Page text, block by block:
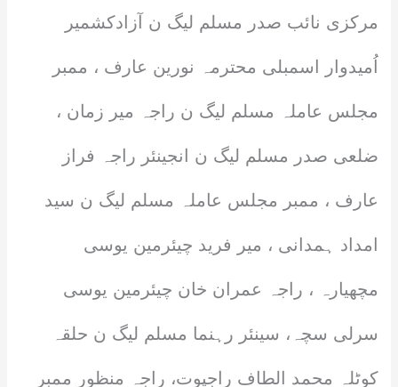
مرکزی نائب صدر مسلم لیگ ن آزادکشمیر
اُمیدوار اسمبلی محترمہ نورین عارف ، ممبر
مجلس عاملہ مسلم لیگ ن راجہ میر زمان ،
ضلعی صدر مسلم لیگ ن انجینئر راجہ فراز
عارف ، ممبر مجلس عاملہ مسلم لیگ ن سید
امداد ہمدانی ، میر فرید چیئرمین یوسی
مچھیارہ ، راجہ عمران خان چیئرمین یوسی
سرلی سچہ، سینئر رہنما مسلم لیگ ن حلقہ
کوٹلہ محمد الطاف راجپوت، راجہ منظور ممبر